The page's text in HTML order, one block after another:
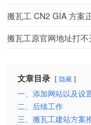
搬瓦工 CN2 GIA 方案
搬瓦工原官网地址打
文章目录 隐藏
一、添加网站以及设
二、后续工作
三、搬瓦工建站方案